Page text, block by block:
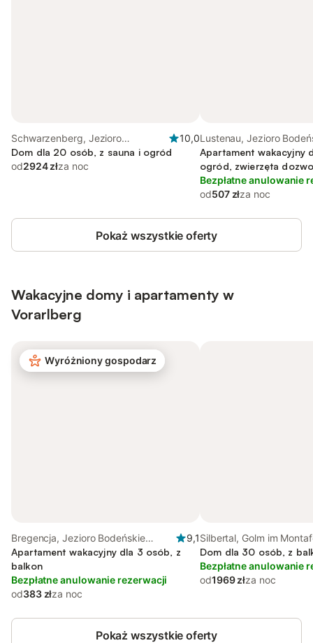
Schwarzenberg, Jezioro
Bodeńskie (Austria)
10,0
Dom dla 20 osób, z sauna i ogród
od2924 złza noc
Lustenau, Jezioro
(Austria)
Apartament wakacyjny
ogród, zwierzęta
Bezpłatne anulowanie
od507 złza noc
Pokaż wszystkie oferty
Wakacyjne domy i apartamenty w
Vorarlberg
Wyróżniony gospodarz
Bregencja, Jezioro Bodeńskie
(Austria)
9,1
Apartament wakacyjny dla 3 osób, z
balkon
Bezpłatne anulowanie rezerwacji
od383 złza noc
Silbertal, Golm im
Dom dla 30 osób, z
Bezpłatne anulowanie
od1969 złza noc
Pokaż wszystkie oferty